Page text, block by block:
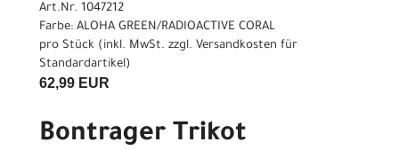
Art.Nr. 1047212
Farbe: ALOHA GREEN/RADIOACTIVE CORAL
pro Stück (inkl. MwSt. zzgl. Versandkosten für
Standardartikel)
62,99 EUR
Bontrager Trikot